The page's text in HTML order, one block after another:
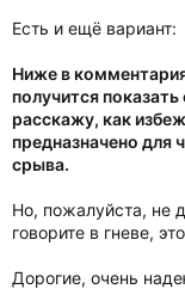
Есть и ещё вариант:
Ниже в
получится
расскажу, как
предназначено для
срыва.
Но, пожалуйста, не
говорите в гневе,
Дорогие, очень